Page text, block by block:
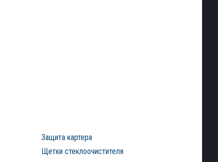
Защита картера
Щетки стеклоочистителя